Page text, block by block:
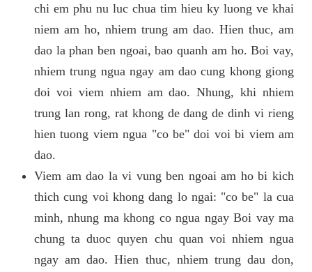
chi em phu nu luc chua tim hieu ky luong ve khai
niem am ho, nhiem trung am dao. Hien thuc, am
dao la phan ben ngoai, bao quanh am ho. Boi vay,
nhiem trung ngua ngay am dao cung khong giong
doi voi viem nhiem am dao. Nhung, khi nhiem
trung lan rong, rat khong de dang de dinh vi rieng
hien tuong viem ngua "co be" doi voi bi viem am
dao.
Viem am dao la vi vung ben ngoai am ho bi kich
thich cung voi khong dang lo ngai: "co be" la cua
minh, nhung ma khong co ngua ngay Boi vay ma
chung ta duoc quyen chu quan voi nhiem ngua
ngay am dao. Hien thuc, nhiem trung dau don,